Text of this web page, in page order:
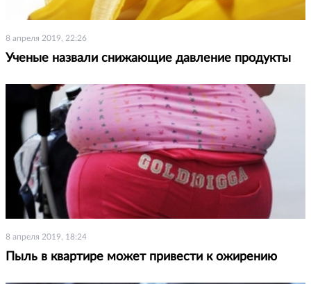
8 апреля 2019, 22:26
Ученые назвали снижающие давление продукты
8 апреля 2019, 18:24
Пыль в квартире может привести к ожирению